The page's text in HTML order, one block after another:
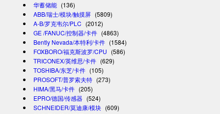
华蓄储能 (136)
ABB/瑞士/模块/触摸屏 (5809)
A-B/罗克韦尔/PLC (2012)
GE /FANUC/控制器/卡件 (4863)
Bently Nevada/本特利/卡件 (1584)
FOXBORO/福克斯波罗/CPU (586)
TRICONEX/英维思/卡件 (629)
TOSHIBA/东芝/卡件 (105)
PROSOFT/普罗索夫特 (273)
HIMA/黑马/卡件 (205)
EPRO/德国/传感器 (524)
SCHNEIDER/莫迪康/模块 (609)